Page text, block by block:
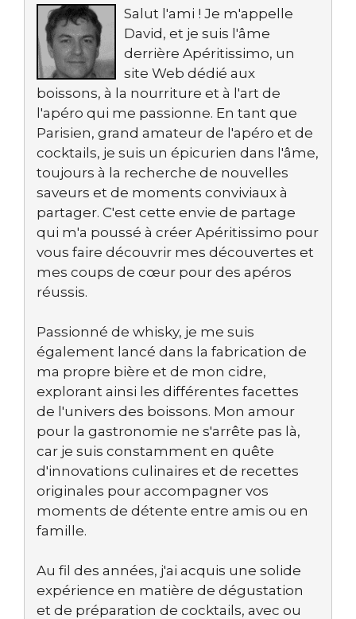
Salut l'ami ! Je m'appelle
David, et je suis l'âme
derrière Apéritissimo, un
site Web dédié aux
boissons, à la nourriture et à l'art de
l'apéro qui me passionne. En tant que
Parisien, grand amateur de l'apéro et de
cocktails, je suis un épicurien dans l'âme,
toujours à la recherche de nouvelles
saveurs et de moments conviviaux à
partager. C'est cette envie de partage
qui m'a poussé à créer Apéritissimo pour
vous faire découvrir mes découvertes et
mes coups de cœur pour des apéros
réussis.
Passionné de whisky, je me suis
également lancé dans la fabrication de
ma propre bière et de mon cidre,
explorant ainsi les différentes facettes
de l'univers des boissons. Mon amour
pour la gastronomie ne s'arrête pas là,
car je suis constamment en quête
d'innovations culinaires et de recettes
originales pour accompagner vos
moments de détente entre amis ou en
famille.
Au fil des années, j'ai acquis une solide
expérience en matière de dégustation
et de préparation de cocktails, avec ou